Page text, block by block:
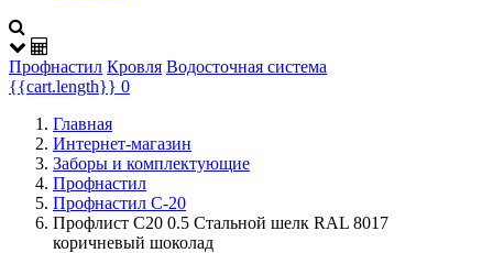
Профнастил Кровля Водосточная система
{{cart.length}} 0
Главная
Интернет-магазин
Заборы и комплектующие
Профнастил
Профнастил С-20
Профлист С20 0.5 Стальной шелк RAL 8017
коричневый шоколад